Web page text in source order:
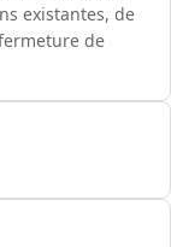
existantes, de
de